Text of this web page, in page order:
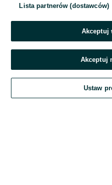
Kontynuując za pośrednictwem
Lista partnerów (dostawców)
Akceptuj
Akceptuj
Ustaw